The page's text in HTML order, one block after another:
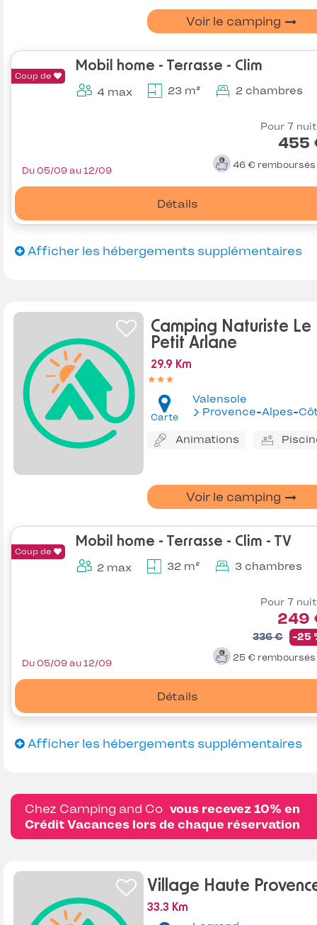
Voir le camping
Coup de
Mobil home - Terrasse - Clim
4 max 23 m² 2 chambres
Pour 7
455
46 € remboursés
Détails
Du 05/09 au 12/09
Afficher les hébergements supplémentaires
Camping Naturiste Le
Petit Arlane
29.9 Km
Carte
Valensole
Provence-Alpes-Côte
Animations
Voir le camping
Coup de
Mobil home - Terrasse - Clim - TV
2 max 32 m² 3 chambres
Pour 7
249
336 € -25
25 € remboursés
Détails
Du 05/09 au 12/09
Afficher les hébergements supplémentaires
Chez Camping and Co vous recevez 10% en
Crédit Vacances lors de chaque réservation
Village Haute
33.3 Km